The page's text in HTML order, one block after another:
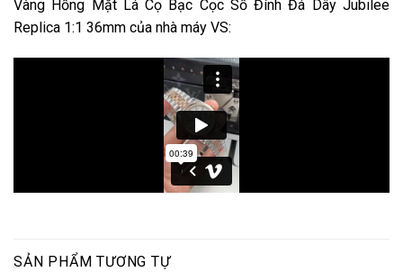
Vàng Hồng Mặt Lá Cọ Bạc Cọc Số Đính Đá Dây Jubilee
Replica 1:1 36mm của nhà máy VS:
SẢN PHẨM TƯƠNG TỰ